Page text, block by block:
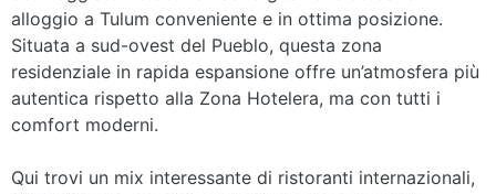
alloggio a Tulum conveniente e in ottima posizione.
Situata a sud-ovest del Pueblo, questa zona
residenziale in rapida espansione offre un’atmosfera più
autentica rispetto alla Zona Hotelera, ma con tutti i
comfort moderni.
Qui trovi un mix interessante di ristoranti internazionali,